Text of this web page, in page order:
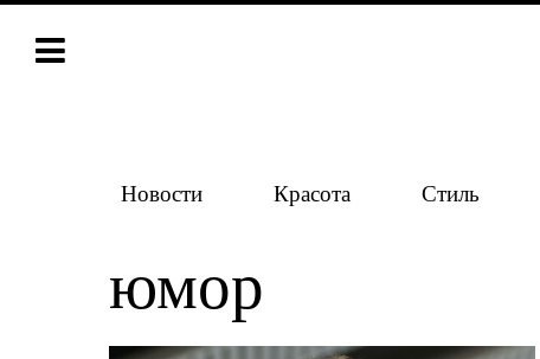
Новости Красота Стиль
юмор